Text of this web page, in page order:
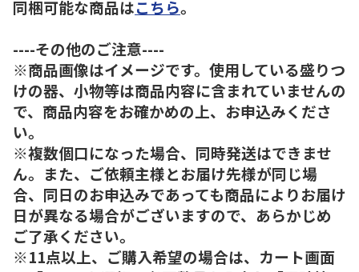
同梱可能な商品はこちら。
----その他のご注意----
※商品画像はイメージです。使用している盛りつ
けの器、小物等は商品内容に含まれていませんの
で、商品内容をお確かめの上、お申込みくださ
い。
※複数個口になった場合、同時発送はできませ
ん。また、ご依頼主様とお届け先様が同じ場
合、同日のお申込みであっても商品によりお届け
日が異なる場合がございますので、あらかじめ
ご了承ください。
※11点以上、ご購入希望の場合は、カート画面